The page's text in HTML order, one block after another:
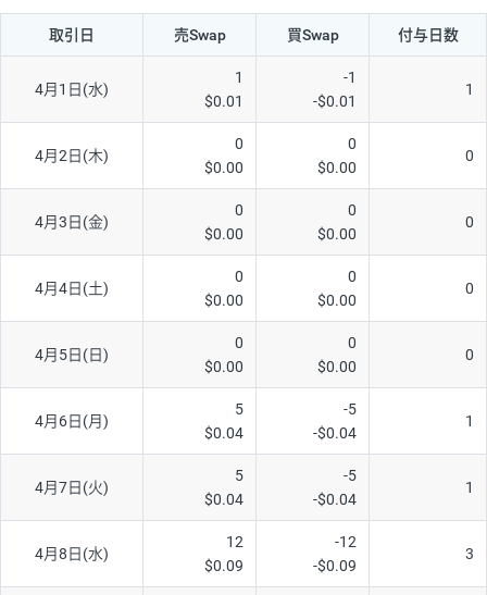
TRY/JPY 26円 1,400円 185.7円
35円 17,280円
HUF/JPY
ZAR/JPY 130円 39,680円 32.7円
MXN/JPY 140円 37,180円
GBP/USD 4円 86,230円
41円 36,920円
EUR/GBP
EUR/AUD 103円 74,270円 13.8円
GBP/AUD 43円 86,230円
111円 74,270円
取引日 売Swap 買Swap 付与日数
4月1日(水)
1
$0.01
-1
-$0.01
1
4月2日(木)
0
$0.00
0
$0.00
0
4月3日(金)
0
$0.00
0
$0.00
0
4月4日(土)
0
$0.00
0
$0.00
0
4月5日(日)
0
$0.00
0
$0.00
0
4月6日(月)
5
$0.04
-5
-$0.04
1
4月7日(火)
5
$0.04
-5
-$0.04
1
4月8日(水)
12
$0.09
-12
-$0.09
3